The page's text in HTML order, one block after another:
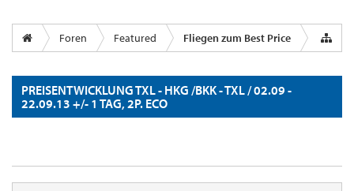
Foren Featured Fliegen zum Best Price
PREISENTWICKLUNG TXL - HKG /BKK - TXL / 02.09 -
22.09.13 +/- 1 TAG, 2P. ECO